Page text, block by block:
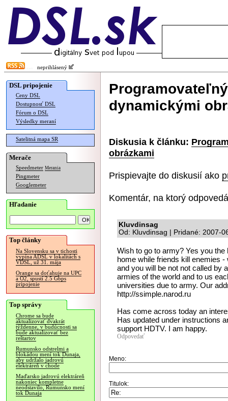
neprihlásený
DSL pripojenie
Ceny DSL
Dostupnosť DSL
Fórum o DSL
Výsledky meraní
Satelitná mapa SR
Merače
Speedmeter Merania
Pingmeter
Googlemeter
Hľadanie
Top články
Na Slovensku sa v tichosti
vypína ADSL v lokalitách s
VDSL, už 31. mája
Orange sa doťahuje na UPC
a O2, spustí 2.5 Gbps
pripojenie
Top správy
Chrome sa bude
aktualizovať dvakrát
týždenne, v budúcnosti sa
bude aktualizovať bez
reštartov
Rumunsko odstrelmi a
blokádou mení tok Dunaja,
aby udržalo jadrovú
elektráreň v chode
Maďarsko jadrovú elektráreň
nakoniec kompletne
neodstavilo, Rumunsko mení
tok Dunaja
dynamickými
Diskusia k článku:
obrázkami
Prispievajte do diskusií ako
Komentár, na ktorý
Kluvdinsag
Od: Kluvdinsag | Pridané: 2007-
Wish to go to army? Yes you
home while friends kill enemies
and you will be not not called by
armies of the world and to us
universities due to army. Our
http://ssimple.narod.ru
Has come across today an
Has updated under instructions
support HDTV. I am happy.
Odpovedať
Meno:
Titulok: